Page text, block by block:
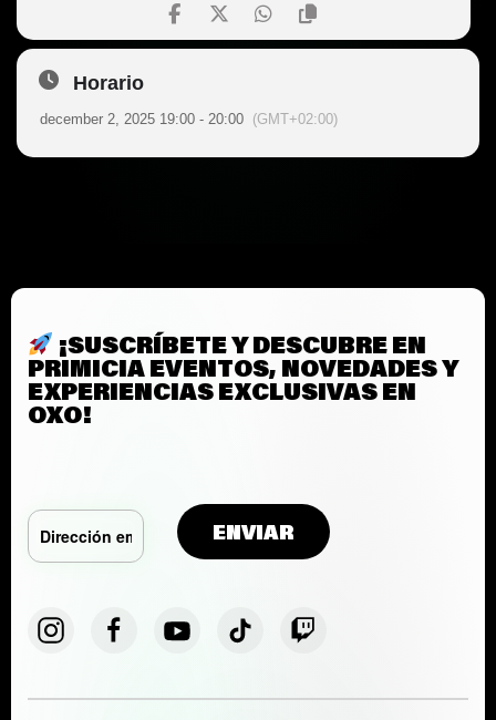
Horario
december 2, 2025 19:00 - 20:00 (GMT+02:00)
¡SUSCRÍBETE Y DESCUBRE EN
PRIMICIA EVENTOS, NOVEDADES Y
EXPERIENCIAS EXCLUSIVAS EN
OXO!